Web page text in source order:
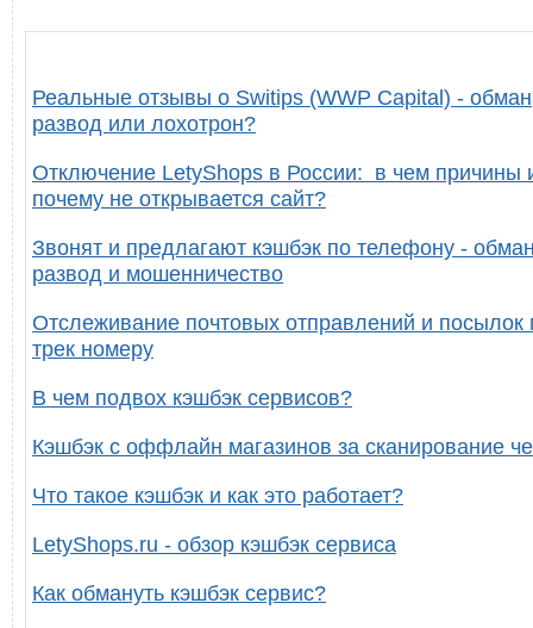
Реальные отзывы о Switips (WWP Capital) -
развод или лохотрон?
Отключение LetyShops в России: в чем причины
почему не открывается сайт?
Звонят и предлагают кэшбэк по телефону -
развод и мошенничество
Отслеживание почтовых отправлений и посылок
трек номеру
В чем подвох кэшбэк сервисов?
Кэшбэк с оффлайн магазинов за сканирование
Что такое кэшбэк и как это работает?
LetyShops.ru - обзор кэшбэк сервиса
Как обмануть кэшбэк сервис?